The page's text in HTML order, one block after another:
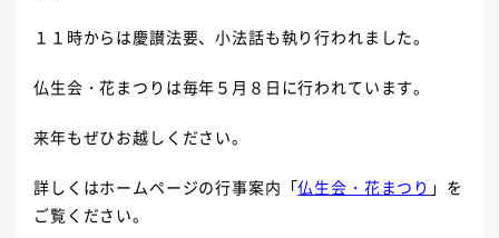
１１時からは慶讃法要、小法話も執り行われました。
仏生会・花まつりは毎年５月８日に行われています。
来年もぜひお越しください。
詳しくはホームページの行事案内「仏生会・花まつり 」を
ご覧ください。